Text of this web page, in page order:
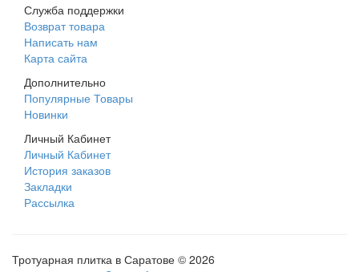
Служба поддержки
Возврат товара
Написать нам
Карта сайта
Дополнительно
Популярные Товары
Новинки
Личный Кабинет
Личный Кабинет
История заказов
Закладки
Рассылка
Тротуарная плитка в Саратове © 2026